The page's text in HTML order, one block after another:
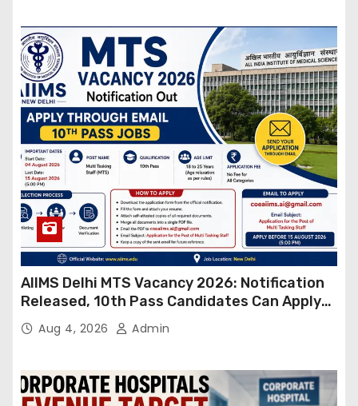
AIIMS Delhi MTS Vacancy 2026: Notification
Released, 10th Pass Candidates Can Apply
Through Email
Aug 4, 2026 Admin